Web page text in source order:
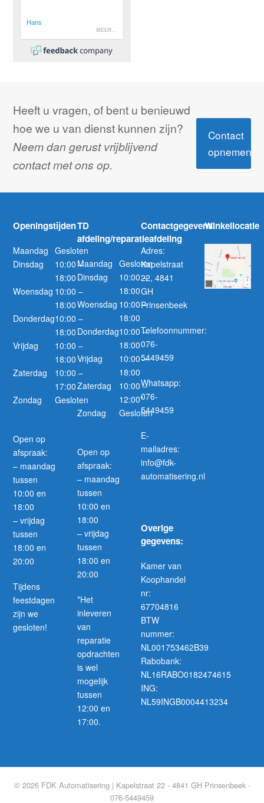
Heeft u vragen, of bent u benieuwd
hoe we u van dienst kunnen zijn?
Neem dan gerust vrijblijvend
contact met ons op.
Contact
opnemen
Openingstijden
Maandag
Gesloten
Dinsdag
10:00 –
18:00
Woensdag 10:00 –
18:00
Donderdag10:00 –
18:00
Vrijdag
10:00 –
18:00
Zaterdag
10:00 –
17:00
Zondag
Gesloten
Open op
afspraak:
– maandag
tussen
10:00 en
18:00
– vrijdag
tussen
18:00 en
20:00
Tijdens
feestdagen
zijn we
gesloten!
TD
afdeling/reparatieafdeling
Maandag Gesloten
Dinsdag
10:00 –
18:00
Woensdag 10:00 –
18:00
Donderdag10:00 –
18:00
Vrijdag
10:00 –
18:00
Zaterdag
10:00 –
12:00*
Zondag
Gesloten
Open op
afspraak:
– maandag
tussen
10:00 en
18:00
– vrijdag
tussen
18:00 en
20:00
*Het
inleveren
van
reparatie
opdrachten
is wel
mogelijk
tussen
12:00 en
17:00.
Contactgegevens
Adres:
Kapelstraat
22, 4841
GH
Prinsenbeek
Telefoonnummer:
076-
5449459
Whatsapp:
076-
5449459
E-
mailadres:
info@fdk-
automatisering.nl
Overige
gegevens:
Kamer van
Koophandel
nr:
67704816
BTW
nummer:
NL001753462B39
Rabobank:
NL16RABO0182474615
ING:
NL59INGB0004413234
Winkellocatie
© 2026 FDK Automatisering | Kapelstraat 22 - 4841 GH Prinsenbeek -
076-5449459